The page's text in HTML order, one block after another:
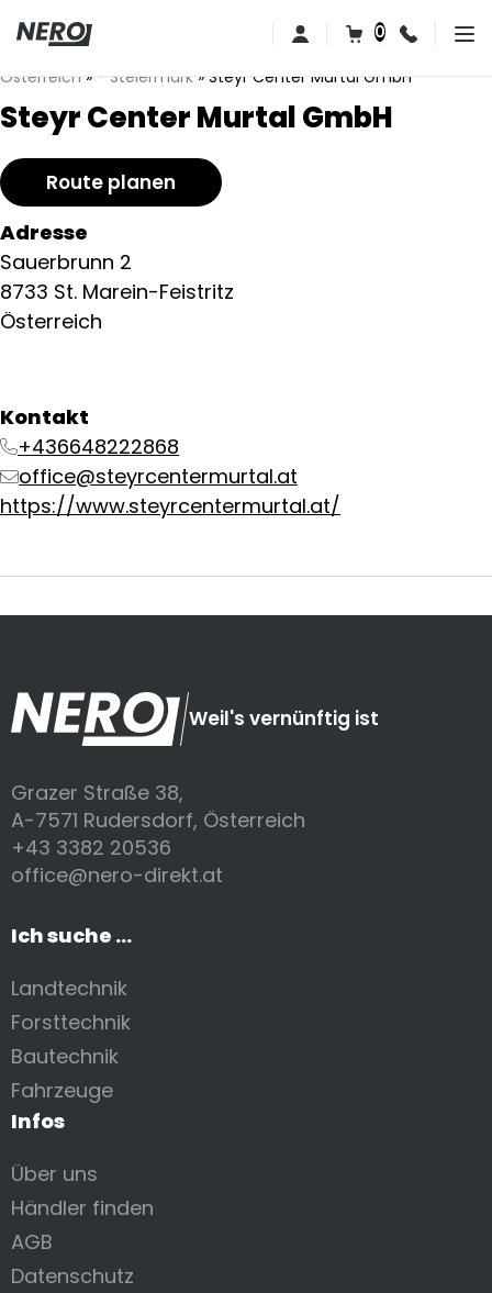
0
Österreich»- Steiermark»Steyr Center Murtal GmbH
Steyr Center Murtal GmbH
Route planen
Adresse
Sauerbrunn 2
8733 St. Marein-Feistritz
Österreich
Kontakt
+436648222868
office@steyrcentermurtal.at
https://www.steyrcentermurtal.at/
Weil's vernünftig ist
Grazer Straße 38,
A-7571 Rudersdorf, Österreich
+43 3382 20536
office@nero-direkt.at
Ich suche ...
Landtechnik
Forsttechnik
Bautechnik
Fahrzeuge
Infos
Über uns
Händler finden
AGB
Datenschutz